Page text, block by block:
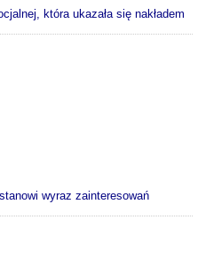
która ukazała się nakładem
wyraz zainteresowań